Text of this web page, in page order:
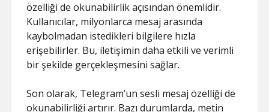
özelliği de okunabilirlik açısından önemlidir.
Kullanıcılar, milyonlarca mesaj arasında
kaybolmadan istedikleri bilgilere hızla
erişebilirler. Bu, iletişimin daha etkili ve verimli
bir şekilde gerçekleşmesini sağlar.
Son olarak, Telegram’un sesli mesaj özelliği de
okunabilirliği artırır. Bazı durumlarda, metin